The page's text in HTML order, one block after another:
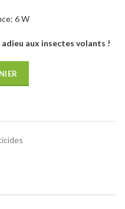
6 W
aux insectes volants !